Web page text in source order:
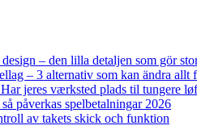
– den lilla detaljen som gör
– 3 alternativ som kan ändra allt
jeres værksted plads til tungere
påverkas spelbetalningar 2026
av takets skick och funktion